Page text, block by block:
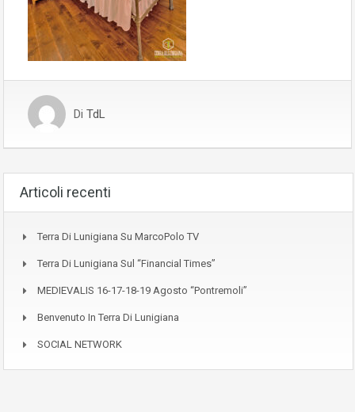
Di TdL
Articoli recenti
Terra Di Lunigiana Su MarcoPolo TV
Terra Di Lunigiana Sul “Financial Times”
MEDIEVALIS 16-17-18-19 Agosto “Pontremoli”
Benvenuto In Terra Di Lunigiana
SOCIAL NETWORK